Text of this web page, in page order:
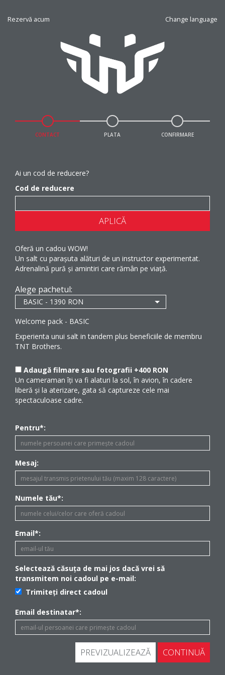
Rezervă acum Change language
CONTACT PLATA CONFIRMARE
Ai un cod de reducere?
Cod de reducere
APLICĂ
Oferă un cadou WOW!
Un salt cu parașuta alături de un instructor experimentat.
Adrenalină pură și amintiri care rămân pe viață.
Alege pachetul:
Welcome pack - BASIC
Experienta unui salt in tandem plus beneficiile de membru
TNT Brothers.
Adaugă filmare sau fotografii +400 RON
Un cameraman îți va fi alaturi la sol, în avion, în cadere
liberă și la aterizare, gata să captureze cele mai
spectaculoase cadre.
Pentru*:
Mesaj:
Numele tău*:
Email*:
Selectează căsuța de mai jos dacă vrei să
transmitem noi cadoul pe e-mail:
Trimiteți direct cadoul
Email destinatar*:
PREVIZUALIZEAZĂ CONTINUĂ